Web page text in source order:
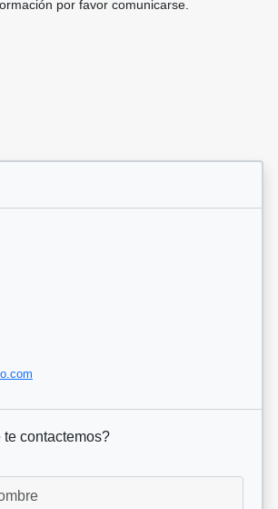
por favor comunicarse.
contactemos?